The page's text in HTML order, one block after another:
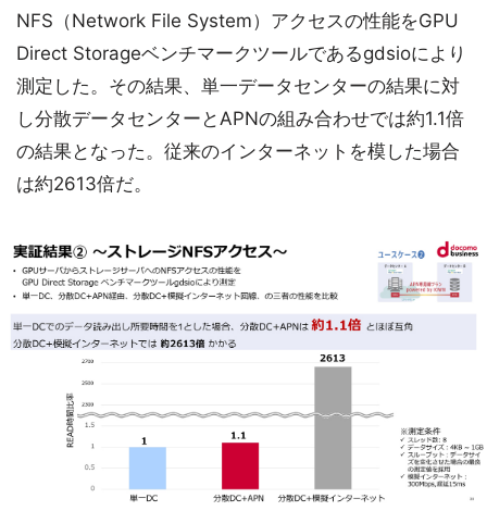
NFS（Network File System）アクセスの性能をGPU
Direct Storageベンチマークツールであるgdsioにより
測定した。その結果、単一データセンターの結果に対
し分散データセンターとAPNの組み合わせでは約1.1倍
の結果となった。従来のインターネットを模した場合
は約2613倍だ。